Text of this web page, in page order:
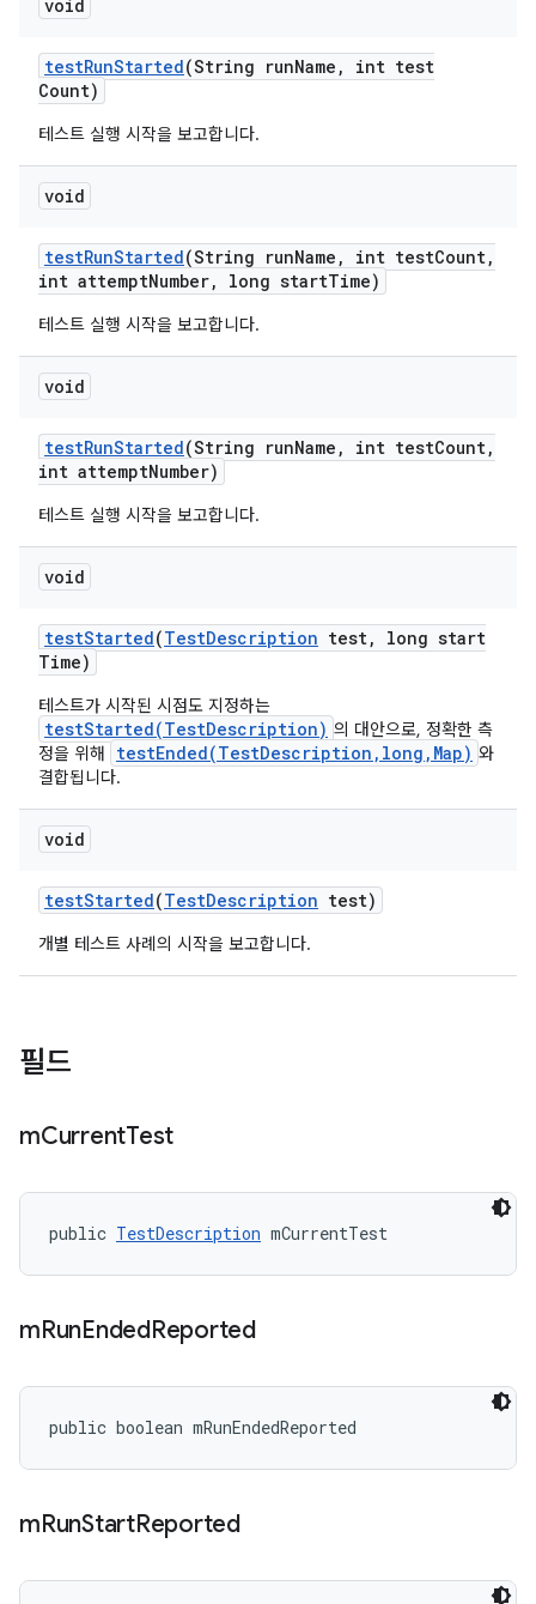
void
testRunStarted(String runName ,
int test
Count)
테스트 실행 시작을 보고합니다.
void
testRunStarted(String runName , int testCount,
int attemptNumber, long startTime)
테스트 실행 시작을 보고합니다.
void
testRunStarted(String runName , int testCount,
int attemptNumber)
테스트 실행 시작을 보고합니다.
void
testStarted(TestDescription test,
long start
Time)
테스트가 시작된 시점도 지정하는
testStarted(TestDescription) 의 대안으로, 정확한 측
정을 위해
testEnded(TestDescription,long,Map) 와
결합됩니다.
void
testStarted(TestDescription test)
개별 테스트 사례의 시작을 보고합니다.
필드
mCurrentTest
public TestDescription mCurrentTest
mRunEndedReported
public boolean mRunEndedReported
mRunStartReported